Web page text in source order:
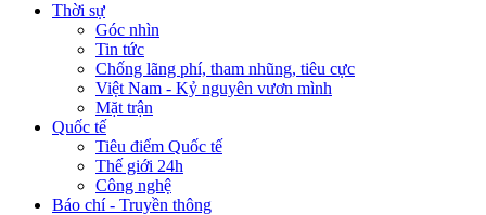
Thời sự
Góc nhìn
Tin tức
Chống lãng phí, tham nhũng, tiêu cực
Việt Nam - Kỷ nguyên vươn mình
Mặt trận
Quốc tế
Tiêu điểm Quốc tế
Thế giới 24h
Công nghệ
Báo chí - Truyền thông